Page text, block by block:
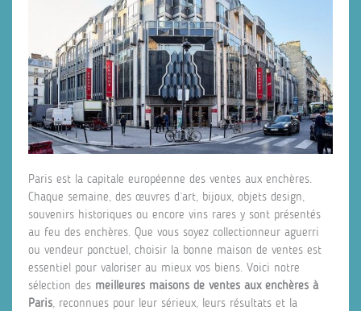
Paris est la capitale européenne des ventes aux enchères.
Chaque semaine, des œuvres d’art, bijoux, objets design,
souvenirs historiques ou encore vins rares y sont présentés
au feu des enchères. Que vous soyez collectionneur aguerri
ou vendeur ponctuel, choisir la bonne maison de ventes est
essentiel pour valoriser au mieux vos biens. Voici notre
sélection des meilleures maisons de ventes aux enchères à
Paris, reconnues pour leur sérieux, leurs résultats et la